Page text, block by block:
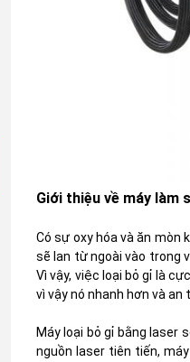
Giới thiệu về máy làm
Có sự oxy hóa và ăn mòn
sẽ lan từ ngoài vào trong
Vì vậy, việc loại bỏ gỉ là
vì vậy nó nhanh hơn và an
Máy loại bỏ gỉ bằng laser
nguồn laser tiên tiến,